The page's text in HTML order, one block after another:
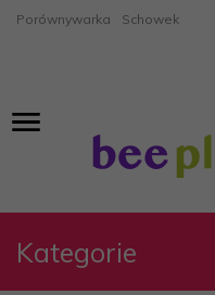
Porównywarka Schowek
Kategorie